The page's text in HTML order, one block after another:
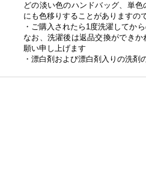
どの淡い色のハンドバッグ、単
にも色移りすることがありますの
・ご購入されたら1度洗濯してか
なお、洗濯後は返品交換ができ
願い申し上げます
・漂白剤および漂白剤入りの洗剤